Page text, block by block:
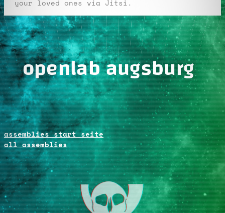
your loved ones via Jitsi.
openlab augsburg
assemblies start seite
all assemblies